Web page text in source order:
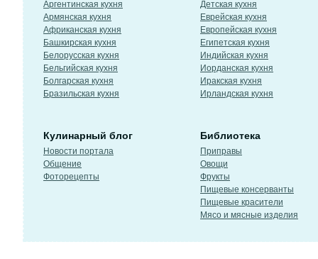
Аргентинская кухня
Армянская кухня
Африканская кухня
Башкирская кухня
Белорусская кухня
Бельгийская кухня
Болгарская кухня
Бразильская кухня
Детская кухня
Еврейская кухня
Европейская кухня
Египетская кухня
Индийская кухня
Иорданская кухня
Иракская кухня
Ирландская кухня
Кулинарный блог
Новости портала
Общение
Фоторецепты
Библиотека
Приправы
Овощи
Фрукты
Пищевые консерванты
Пищевые красители
Мясо и мясные изделия